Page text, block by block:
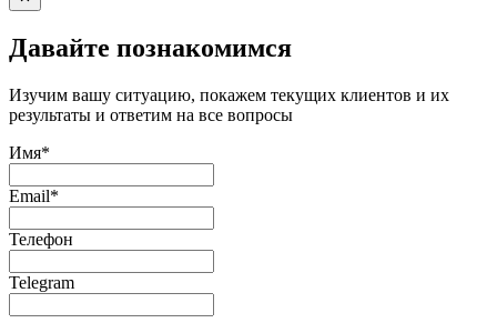
Давайте познакомимся
Изучим вашу ситуацию, покажем текущих клиентов и их
результаты и ответим на все вопросы
Имя*
Email*
Телефон
Telegram